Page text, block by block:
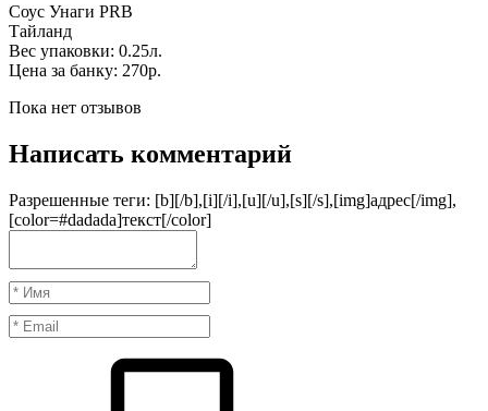
Соус Унаги PRB
Тайланд
Вес упаковки: 0.25л.
Цена за банку: 270р.
Пока нет отзывов
Написать комментарий
Разрешенные теги: [b][/b],[i][/i],[u][/u],[s][/s],[img]адрес[/img],
[color=#dadada]текст[/color]